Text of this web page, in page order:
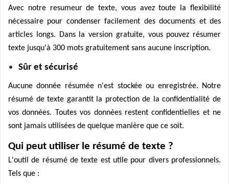
Avec notre resumeur de texte, vous avez toute la flexibilité
nécessaire pour condenser facilement des documents et des
articles longs. Dans la version gratuite, vous pouvez résumer
texte jusqu'à 300 mots gratuitement sans aucune inscription.
Sûr et sécurisé
Aucune donnée résumée n'est stockée ou enregistrée. Notre
résumé de texte garantit la protection de la confidentialité de
vos données. Toutes vos données restent confidentielles et ne
sont jamais utilisées de quelque manière que ce soit.
Qui peut utiliser le résumé de texte ?
L'outil de résumé de texte est utile pour divers professionnels.
Tels que :